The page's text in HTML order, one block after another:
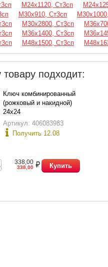
М24х1120, Ст3сп
М30х910, Ст3сп
М30х2800, Ст3сп
М36х1400, Ст3сп
М48х1500, Ст3сп
товару подходит:
Ключ комбинированный
(рожковый и накидной)
24х24
Артикул: 406083983
Получить 12.08
338,00
338,00 Купить